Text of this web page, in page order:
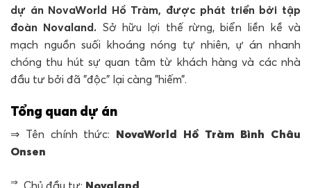
dự án NovaWorld Hồ Tràm, được phát triển bởi tập
đoàn Novaland. Sở hữu lợi thế rừng, biển liền kề và
mạch nguồn suối khoáng nóng tự nhiên, ự án nhanh
chóng thu hút sự quan tâm từ khách hàng và các nhà
đầu tư bởi đã ”độc” lại càng ”hiếm”.
Tổng quan dự án
⇒ Tên chính thức: NovaWorld Hồ Tràm Bình Châu
Onsen
⇒